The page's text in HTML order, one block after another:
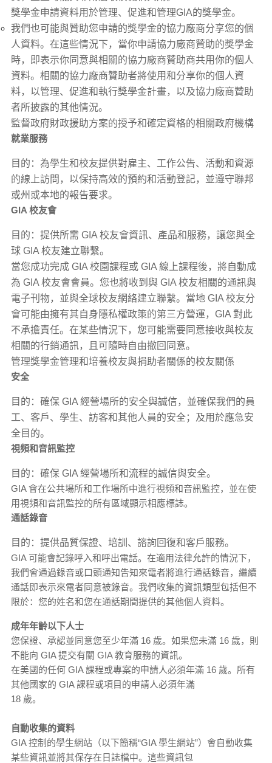
獎學金申請資料用於管理、促進和管理GIA的獎學金。
我們也可能與贊助您申請的獎學金的協力廠商分享您的個
人資料。在這些情況下，當你申請協力廠商贊助的獎學金
時，即表示你同意與相關的協力廠商贊助商共用你的個人
資料。相關的協力廠商贊助者將使用和分享你的個人資
料，以管理、促進和執行獎學金計畫，以及協力廠商贊助
者所披露的其他情況。
監督政府財政援助方案的授予和確定資格的相關政府機構
就業服務
目的：為學生和校友提供對雇主、工作公告、活動和資源
的線上訪問，以保持高效的預約和活動登記，並遵守聯邦
或州或本地的報告要求。
GIA 校友會
目的：提供所需 GIA 校友會資訊、產品和服務，讓您與全
球 GIA 校友建立聯繫。
當您成功完成 GIA 校園課程或 GIA 線上課程後，將自動成
為 GIA 校友會會員。您也將收到與 GIA 校友相關的通訊與
電子刊物，並與全球校友網絡建立聯繫。當地 GIA 校友分
會可能由擁有其自身隱私權政策的第三方營運，GIA 對此
不承擔責任。在某些情況下，您可能需要同意接收與校友
相關的行銷通訊，且可隨時自由撤回同意。
管理獎學金管理和培養校友與捐助者關係的校友關係
安全
目的：確保 GIA 經營場所的安全與誠信，並確保我們的員
工、客戶、學生、訪客和其他人員的安全；及用於應急安
全目的。
視頻和音訊監控
目的：確保 GIA 經營場所和流程的誠信與安全。
GIA 會在公共場所和工作場所中進行視頻和音訊監控，並在使
用視頻和音訊監控的所有區域顯示相應標誌。
通話錄音
目的：提供品質保證、培訓、諮詢回復和客戶服務。
GIA 可能會記錄呼入和呼出電話。在適用法律允許的情況下，
我們會通過錄音或口頭通知告知來電者將進行通話錄音，繼續
通話即表示來電者同意被錄音。我們收集的資訊類型包括但不
限於：您的姓名和您在通話期間提供的其他個人資料。
成年年齡以下人士
您保證、承認並同意您至少年滿 16 歲。如果您未滿 16 歲，則
不能向 GIA 提交有關 GIA 教育服務的資訊。
在美國的任何 GIA 課程或專案的申請人必須年滿 16 歲。所有
其他國家的 GIA 課程或項目的申請人必須年滿
18 歲。
自動收集的資料
GIA 控制的學生網站（以下簡稱“GIA 學生網站”）會自動收集
某些資訊並將其保存在日誌檔中。這些資訊包